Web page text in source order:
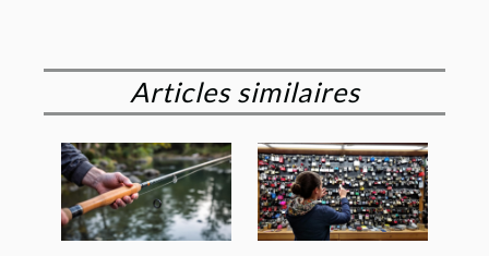
Articles similaires